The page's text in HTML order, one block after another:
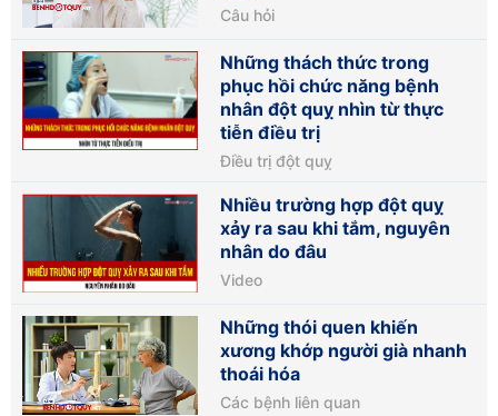
Câu hỏi
Những thách thức trong
phục hồi chức năng bệnh
nhân đột quỵ nhìn từ thực
tiễn điều trị
Điều trị đột quỵ
Nhiều trường hợp đột quỵ
xảy ra sau khi tắm, nguyên
nhân do đâu
Video
Những thói quen khiến
xương khớp người già nhanh
thoái hóa
Các bệnh liên quan